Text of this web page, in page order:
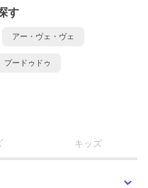
す
アー・ヴェ・ヴェ
プードゥドゥ
キッズ